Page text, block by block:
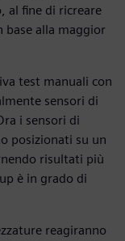
al fine di ricreare
base alla maggior
test manuali con
sensori di
i sensori di
posizionati su un
risultati più
è in grado di
reagiranno